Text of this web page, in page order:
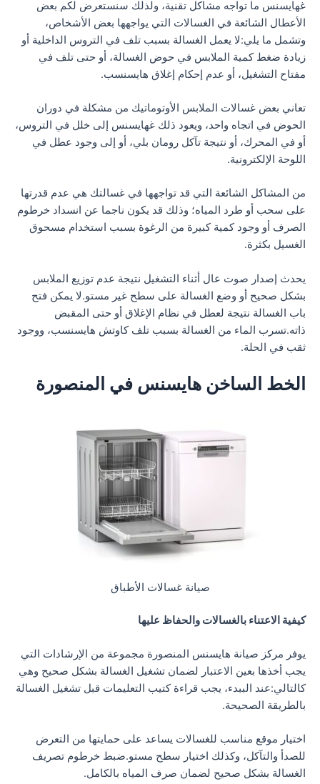
غهايسنس ما تواجه مشاكل تقنية، ولذلك سنستعرض لكم بعض
الأعطال الشائعة في الغسالات التي يواجهها بعض الأشخاص،
وتشمل ما يلي:لا يعمل الغسالة بسبب تلف في التروس الداخلية أو
زيادة ضغط كمية الملابس في حوض الغسالة، أو حتى تلف في
مفتاح التشغيل، أو عدم إحكام إغلاق هايسنسب.
تعاني بعض غسالات الملابس الأوتوماتيك من مشكلة في دوران
الحوض في اتجاه واحد، ويعود ذلك غهايسنس إلى خلل في التروس،
أو في المحرك، أو نتيجة تآكل رومان بلي، أو إلى وجود عطل في
اللوحة الإلكترونية.
من المشاكل الشائعة التي قد تواجهها في غسالتك هي عدم قدرتها
على سحب أو طرد المياه؛ وذلك قد يكون ناجما عن انسداد خرطوم
الصرف أو وجود كمية كبيرة من الرغوة بسبب استخدام مسحوق
الغسيل بكثرة.
يحدث إصدار صوت عال أثناء التشغيل نتيجة عدم توزيع الملابس
بشكل صحيح أو وضع الغسالة على سطح غير مستو.لا يمكن فتح
باب الغسالة نتيجة لعطل في نظام الإغلاق أو حتى المقبض
ذاته.تسرب الماء من الغسالة بسبب تلف كاوتش هايسنسب، ووجود
ثقب في الحلة.
الخط الساخن هايسنس في المنصورة
صيانة غسالات الأطباق
كيفية الاعتناء بالغسالات والحفاظ عليها
يوفر مركز صيانة هايسنس المنصورة مجموعة من الإرشادات التي
يجب أخذها بعين الاعتبار لضمان تشغيل الغسالة بشكل صحيح وهي
كالتالي:عند الببدء، يجب قراءة كتيب التعليمات قبل تشغيل الغسالة
بالطريقة الصحيحة.
اختيار موقع مناسب للغسالات يساعد على حمايتها من التعرض
للصدأ والتآكل، وكذلك اختيار سطح مستو.ضبط خرطوم تصريف
الغسالة بشكل صحيح لضمان صرف المياه بالكامل.